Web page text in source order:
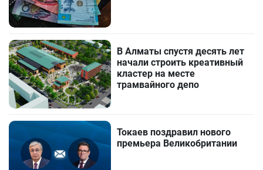
В Алматы спустя десять лет
начали строить креативный
кластер на месте
трамвайного депо
Токаев поздравил нового
премьера Великобритании